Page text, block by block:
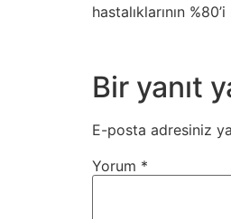
hastalıklarının
Bir yanıt
E-posta adresiniz
Yorum *